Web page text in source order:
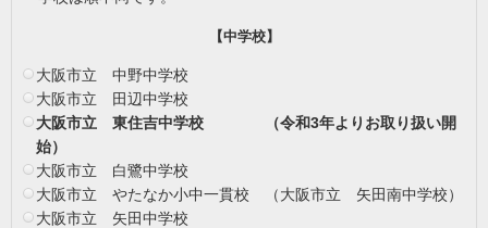
【中学校】
大阪市立 中野中学校
大阪市立 田辺中学校
大阪市立 東住吉中学校 （令和3年よりお取り扱い開
始）
大阪市立 白鷺中学校
大阪市立 やたなか小中一貫校 （大阪市立 矢田南中学校）
大阪市立 矢田中学校